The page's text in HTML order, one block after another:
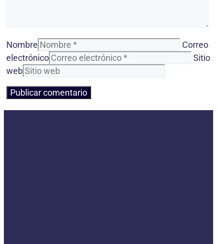
Nombre
Correo
electrónico
Sitio
web